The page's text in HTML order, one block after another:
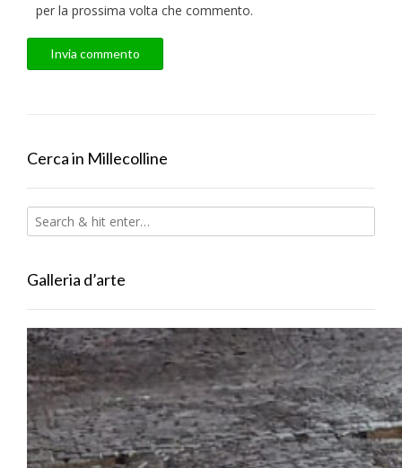
per la prossima volta che commento.
Cerca in Millecolline
Galleria d’arte